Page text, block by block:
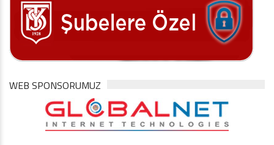
WEB SPONSORUMUZ